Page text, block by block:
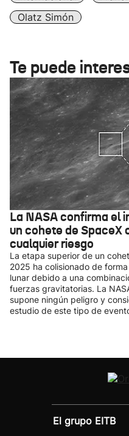
Olatz Simón
Te puede
La NASA confirma el
un cohete de SpaceX
cualquier riesgo
La etapa superior de un
2025 ha colisionado de
lunar debido a una
fuerzas gravitatorias. La
supone ningún peligro y
estudio de este tipo de
El grupo EITB